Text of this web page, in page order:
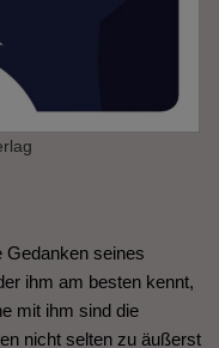
Gedanken seines
ihm am besten kennt,
mit ihm sind die
nicht selten zu äußerst